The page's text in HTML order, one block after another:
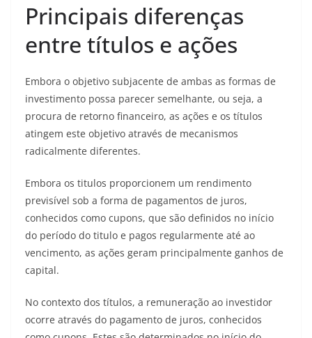
Principais diferenças
entre títulos e ações
Embora o objetivo subjacente de ambas as formas de
investimento possa parecer semelhante, ou seja, a
procura de retorno financeiro, as ações e os títulos
atingem este objetivo através de mecanismos
radicalmente diferentes.
Embora os titulos proporcionem um rendimento
previsível sob a forma de pagamentos de juros,
conhecidos como cupons, que são definidos no início
do período do titulo e pagos regularmente até ao
vencimento, as ações geram principalmente ganhos de
capital.
No contexto dos títulos, a remuneração ao investidor
ocorre através do pagamento de juros, conhecidos